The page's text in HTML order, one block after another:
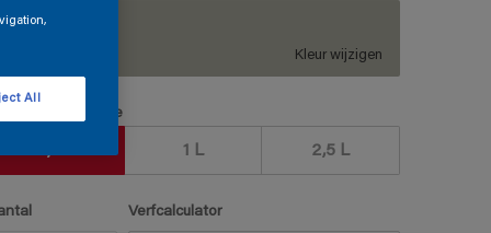
H0.04.65
Kleur wijzigen
1 L 2,5 L
Verfcalculator
All